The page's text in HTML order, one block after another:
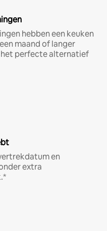
hebben een keuken
maand of langer
perfecte alternatief
en
extra